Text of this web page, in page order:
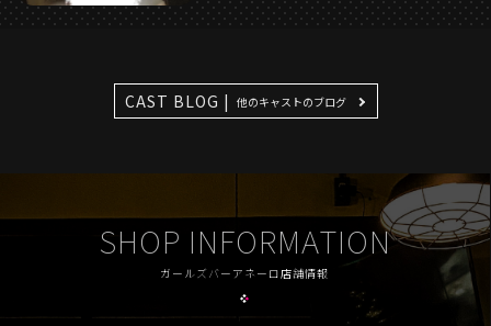
CAST BLOG | 他のキャストのブログ
SHOP INFORMATION
ガールズバーアネーロ店舗情報